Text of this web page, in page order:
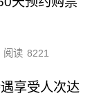
阅读 8221
享受人次达